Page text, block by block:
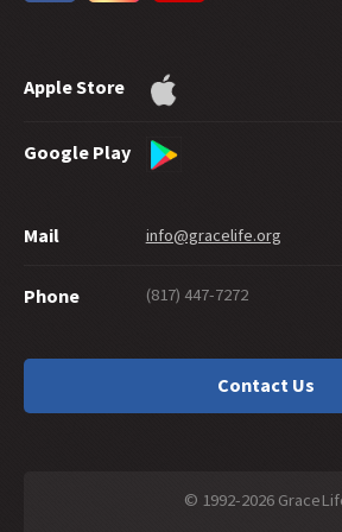
26 -Pagpapakamatay at Kaligtasan
24 -Tiyak Kailan Pa Man
Ang Mga Alagad Ba Ay Pinanganak o
21 -
Si Pedro Bilang Huwarang Alagad
19 - Paano Ang Mga 'Kristiyanong' Hindi
17 -Tradisyon or Tradisyunalismo?
Mayroon Bang Kasalanang Hindi
15 -Pagpapaliwanag ng Hebreo:
Ang Buhay Biyaya
Apple Store
Google Play
Mail info@gracelife.org
Phone (817) 447-7272
Contact Us
© 1992-2026